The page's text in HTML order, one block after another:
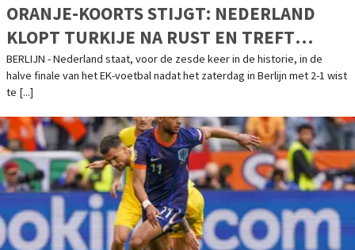
ORANJE-KOORTS STIJGT: NEDERLAND
KLOPT TURKIJE NA RUST EN TREFT
ENGELAND IN HALVE FINALE
BERLIJN - Nederland staat, voor de zesde keer in de historie, in de
halve finale van het EK-voetbal nadat het zaterdag in Berlijn met 2-1 wist
te [...]